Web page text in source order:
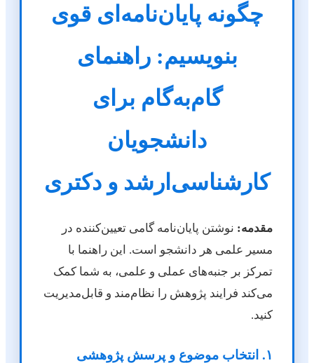
چگونه پایان‌نامه‌ای قوی
بنویسیم: راهنمای
گام‌به‌گام برای
دانشجویان
کارشناسی‌ارشد و دکتری
مقدمه: نوشتن پایان‌نامه گامی تعیین‌کننده در
مسیر علمی هر دانشجو است. این راهنما با
تمرکز بر جنبه‌های عملی و علمی، به شما کمک
می‌کند فرایند پژوهش را نظام‌مند و قابل‌مدیریت
کنید.
۱. انتخاب موضوع و پرسش پژوهشی